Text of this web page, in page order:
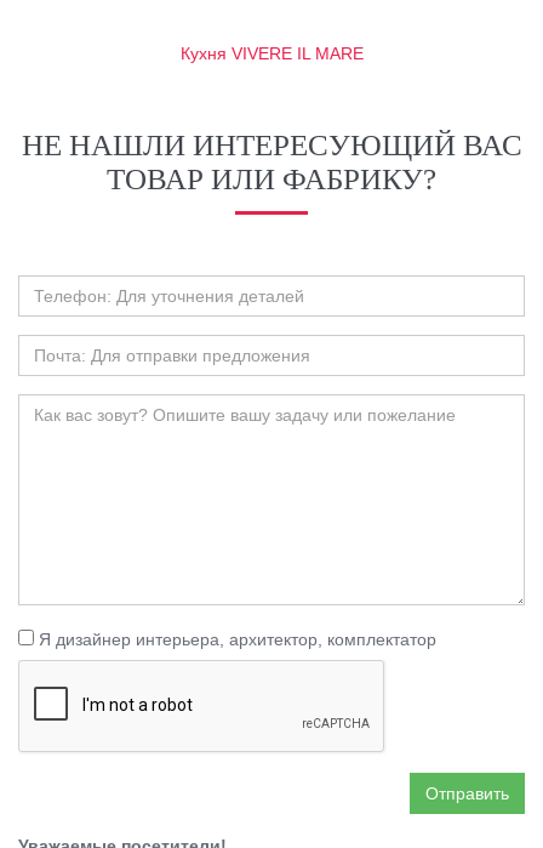
Кухня VIVERE IL MARE
НЕ НАШЛИ ИНТЕРЕСУЮЩИЙ ВАС
ТОВАР ИЛИ ФАБРИКУ?
Я дизайнер интерьера, архитектор, комплектатор
Отправить